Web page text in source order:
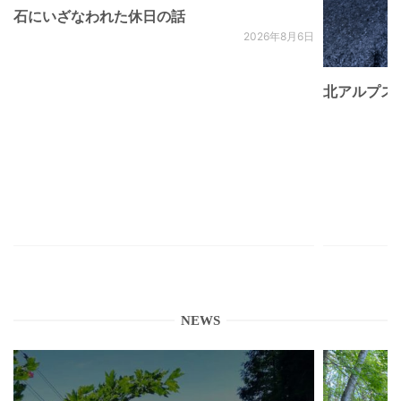
石にいざなわれた休日の話
2026年8月6日
北アルプ
NEWS